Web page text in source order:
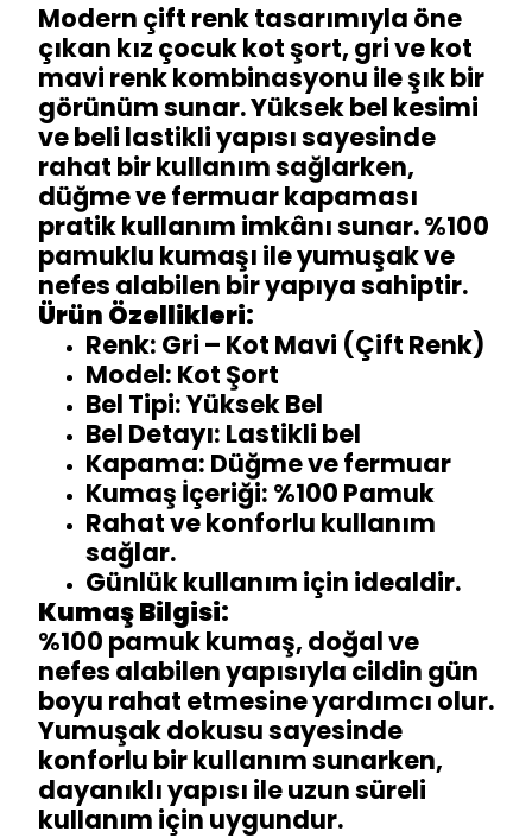
Modern çift renk tasarımıyla öne
çıkan kız çocuk kot şort, gri ve kot
mavi renk kombinasyonu ile şık bir
görünüm sunar. Yüksek bel kesimi
ve beli lastikli yapısı sayesinde
rahat bir kullanım sağlarken,
düğme ve fermuar kapaması
pratik kullanım imkânı sunar. %100
pamuklu kumaşı ile yumuşak ve
nefes alabilen bir yapıya sahiptir.
Ürün Özellikleri:
Renk: Gri – Kot Mavi (Çift Renk)
Model: Kot Şort
Bel Tipi: Yüksek Bel
Bel Detayı: Lastikli bel
Kapama: Düğme ve fermuar
Kumaş İçeriği: %100 Pamuk
Rahat ve konforlu kullanım
sağlar.
Günlük kullanım için idealdir.
Kumaş Bilgisi:
%100 pamuk kumaş, doğal ve
nefes alabilen yapısıyla cildin gün
boyu rahat etmesine yardımcı olur.
Yumuşak dokusu sayesinde
konforlu bir kullanım sunarken,
dayanıklı yapısı ile uzun süreli
kullanım için uygundur.